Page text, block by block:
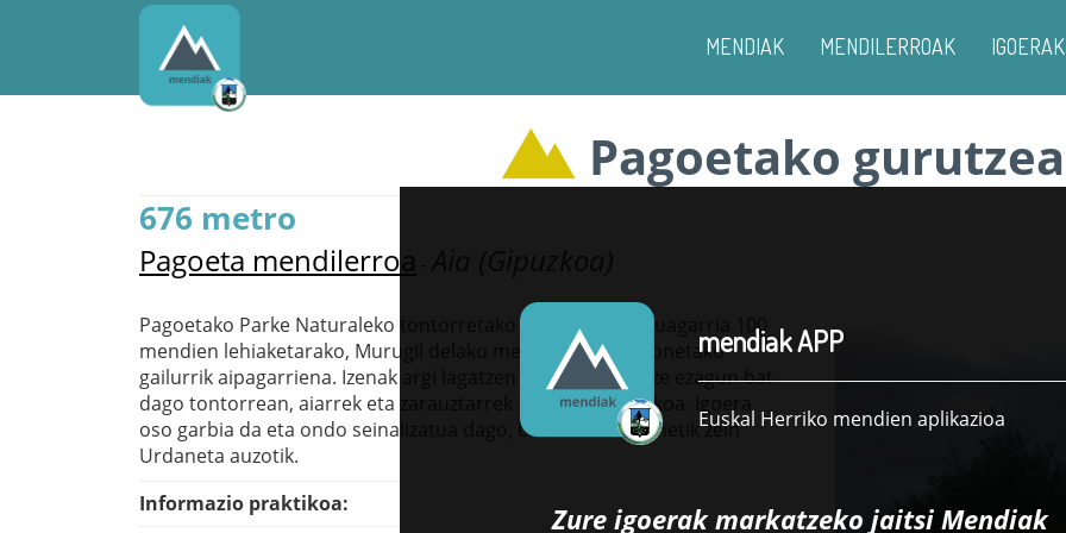
MENDIAK MENDILERROAK IGOERAK
mendiak APP
Euskal Herriko mendien aplikazioa
Zure igoerak markatzeko jaitsi Mendiak
Pagoetako gurutzea
676 metro
Pagoeta mendilerroa
Pagoetako Parke Naturaleko tontorretako bat. Ez da puntuagarria 100
mendien lehiaketarako, Murugil delako mendilerro txiki honetako
gailurrik aipagarriena. Izenak argi lagatzen digunez, gurutze ezagun bat
dago tontorrean, aiarrek eta zarauztarrek 1935ean jasotakoa. Igoera
oso garbia da eta ondo seinalizatua dago, bai Aiako hirigunetik zein
Urdaneta auzotik.
Informazio praktikoa: